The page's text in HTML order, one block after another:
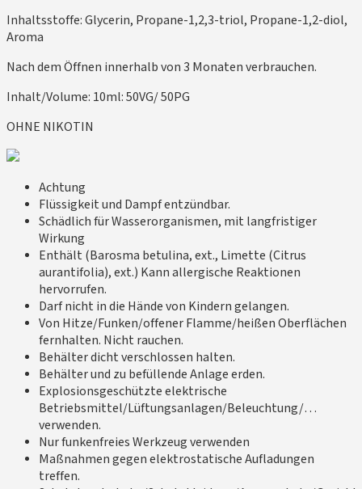
Inhaltsstoffe: Glycerin, Propane-1,2,3-triol, Propane-1,2-diol,
Aroma
Nach dem Öffnen innerhalb von 3 Monaten verbrauchen.
Inhalt/Volume: 10ml: 50VG/ 50PG
OHNE NIKOTIN
Achtung
Flüssigkeit und Dampf entzündbar.
Schädlich für Wasserorganismen, mit langfristiger
Wirkung
Enthält (Barosma betulina, ext., Limette (Citrus
aurantifolia), ext.) Kann allergische Reaktionen
hervorrufen.
Darf nicht in die Hände von Kindern gelangen.
Von Hitze/Funken/offener Flamme/heißen Oberflächen
fernhalten. Nicht rauchen.
Behälter dicht verschlossen halten.
Behälter und zu befüllende Anlage erden.
Explosionsgeschützte elektrische
Betriebsmittel/Lüftungsanlagen/Beleuchtung/…
verwenden.
Nur funkenfreies Werkzeug verwenden
Maßnahmen gegen elektrostatische Aufladungen
treffen.